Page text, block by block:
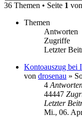
36 Themen • Seite 1 von
Themen
Antworten
Zugriffe
Letzter
Kontoauszug bei
von drosenau »
4
44447
Letzter
Mi., 06.